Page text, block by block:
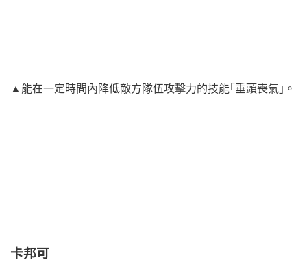
▲能在一定時間內降低敵方隊伍攻擊力的技能｢垂頭喪氣｣。
卡邦可